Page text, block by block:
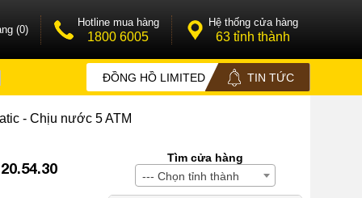
(0)
Hotline mua hàng
1800 6005
Hệ thống cửa hàng
63 tỉnh thành
ĐỒNG HỒ LIMITED TIN TỨC
- Chịu nước 5 ATM
Tìm cửa hàng
--- Chọn tỉnh thành